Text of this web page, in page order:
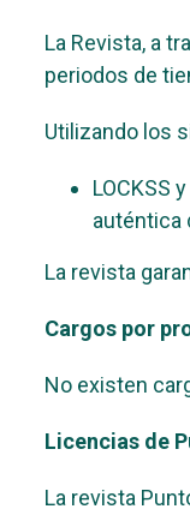
La Revista, a
periodos de
Utilizando los
LOCKSS
auténtica
La revista
Cargos por
No existen
Licencias de
La revista